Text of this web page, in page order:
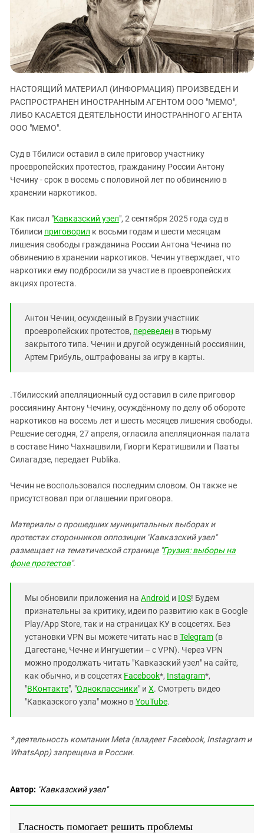
ЗАСТАВЛЯЕТ
КАВКАЗ ЗА ПАЛЕСТИНУ
ИНАКОМЫСЛИЕ В ЧЕЧНЕ
ПРЕСЛЕДОВАНИЕ АКТИВИСТОВ
МОБИЛИЗАЦИЯ И ПРОТЕСТЫ
Дагестан
Ингушетия
Кабардино-Балкария
Калмыкия
Карачаево-Черкесия
Краснодарский край
Нагорный Карабах
Ростовская область
Северная Осетия - Алания
СКФО
Чечня
Южная Осетия
ЮФО
НАСТОЯЩИЙ МАТЕРИАЛ (ИНФОРМАЦИЯ) ПРОИЗВЕДЕН И
РАСПРОСТРАНЕН ИНОСТРАННЫМ АГЕНТОМ ООО "МЕМО",
ЛИБО КАСАЕТСЯ ДЕЯТЕЛЬНОСТИ ИНОСТРАННОГО АГЕНТА
ООО "МЕМО".
Суд в Тбилиси оставил в силе приговор участнику
проевропейских протестов, гражданину России Антону
Чечину - срок в восемь с половиной лет по обвинению в
хранении наркотиков.
Как писал "Кавказский узел", 2 сентября 2025 года суд в
Тбилиси приговорил к восьми годам и шести месяцам
лишения свободы гражданина России Антона Чечина по
обвинению в хранении наркотиков. Чечин утверждает, что
наркотики ему подбросили за участие в проевропейских
акциях протеста.
Антон Чечин, осужденный в Грузии участник
проевропейских протестов, переведен в тюрьму
закрытого типа. Чечин и другой осужденный россиянин,
Артем Грибуль, оштрафованы за игру в карты.
.Тбилисский апелляционный суд оставил в силе приговор
россиянину Антону Чечину, осуждённому по делу об обороте
наркотиков на восемь лет и шесть месяцев лишения свободы.
Решение сегодня, 27 апреля, огласила апелляционная палата
в составе Нино Чахнашвили, Гиорги Кератишвили и Пааты
Силагадзе, передает Publika.
Чечин не воспользовался последним словом. Он также не
присутствовал при оглашении приговора.
Материалы о прошедших муниципальных выборах и
протестах сторонников оппозиции "Кавказский узел"
размещает на тематической странице "Грузия: выборы на
фоне протестов".
Мы обновили приложения на Android и IOS! Будем
признательны за критику, идеи по развитию как в Google
Play/App Store, так и на страницах КУ в соцсетях. Без
установки VPN вы можете читать нас вTelegram (в
Дагестане, Чечне и Ингушетии – с VPN). Через VPN
можно продолжать читать "Кавказский узел" на сайте,
как обычно, и в соцсетях Facebook*, Instagram*,
"ВКонтакте", "Одноклассники" и X. Смотреть видео
"Кавказского узла" можно вYouTube.
* деятельность компании Meta (владеет Facebook, Instagram и
WhatsApp) запрещена в России.
Автор: "Кавказский узел"
Гласность помогает решить проблемы